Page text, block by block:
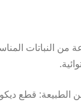
من النباتات
الطبیعة: قطع